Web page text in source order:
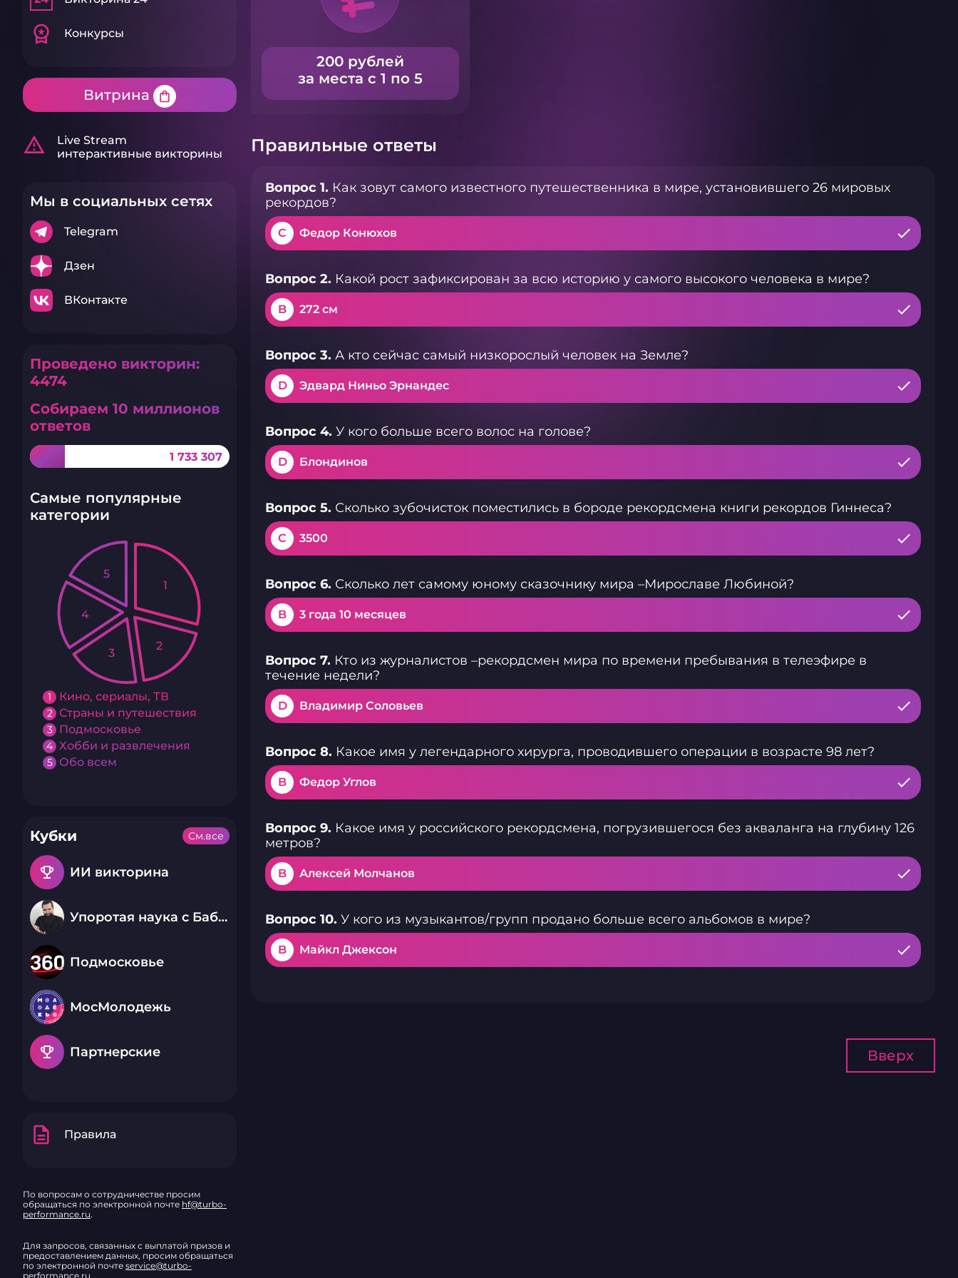
workspace_premium Конкурсы
Витрина shopping_bag
warning_amber
Live Stream
интерактивные викторины
Мы в социальных сетях
Telegram
Дзен
ВКонтакте
Проведено викторин:
4474
Собираем 10 миллионов
ответов
1 733 307
Самые популярные
категории
1 Кино, сериалы, ТВ
2 Страны и путешествия
3 Подмосковье
4 Хобби и развлечения
5 Обо всем
1
2
3
4
5
Кубки
emoji_events ИИ викторина
Упоротая наука с Бабаем Лютым
Подмосковье
МосМолодежь
emoji_events Партнерские
См.все
description Правила
По вопросам о сотрудничестве просим
обращаться по электронной почте hf@turbo-
performance.ru.
Для запросов, связанных с выплатой призов и
предоставлением данных, просим обращаться
по электронной почте service@turbo-
performance.ru.
200 рублей
за места с 1 по 5
Правильные ответы
Вопрос 1. Как зовут самого известного путешественника в мире, установившего 26 мировых
рекордов?
C Федор Конюхов
Вопрос 2. Какой рост зафиксирован за всю историю у самого высокого человека в мире?
B 272 см
Вопрос 3. А кто сейчас самый низкорослый человек на Земле?
D Эдвард Ниньо Эрнандес
Вопрос 4. У кого больше всего волос на голове?
D Блондинов
Вопрос 5. Сколько зубочисток поместились в бороде рекордсмена книги рекордов Гиннеса?
C 3500
Вопрос 6. Сколько лет самому юному сказочнику мира –Мирославе Любиной?
B 3 года 10 месяцев
Вопрос 7. Кто из журналистов –рекордсмен мира по времени пребывания в телеэфире в
течение недели?
D Владимир Соловьев
Вопрос 8. Какое имя у легендарного хирурга, проводившего операции в возрасте 98 лет?
B Федор Углов
Вопрос 9. Какое имя у российского рекордсмена, погрузившегося без акваланга на глубину 126
метров?
B Алексей Молчанов
Вопрос 10. У кого из музыкантов/групп продано больше всего альбомов в мире?
B Майкл Джексон
Вверх